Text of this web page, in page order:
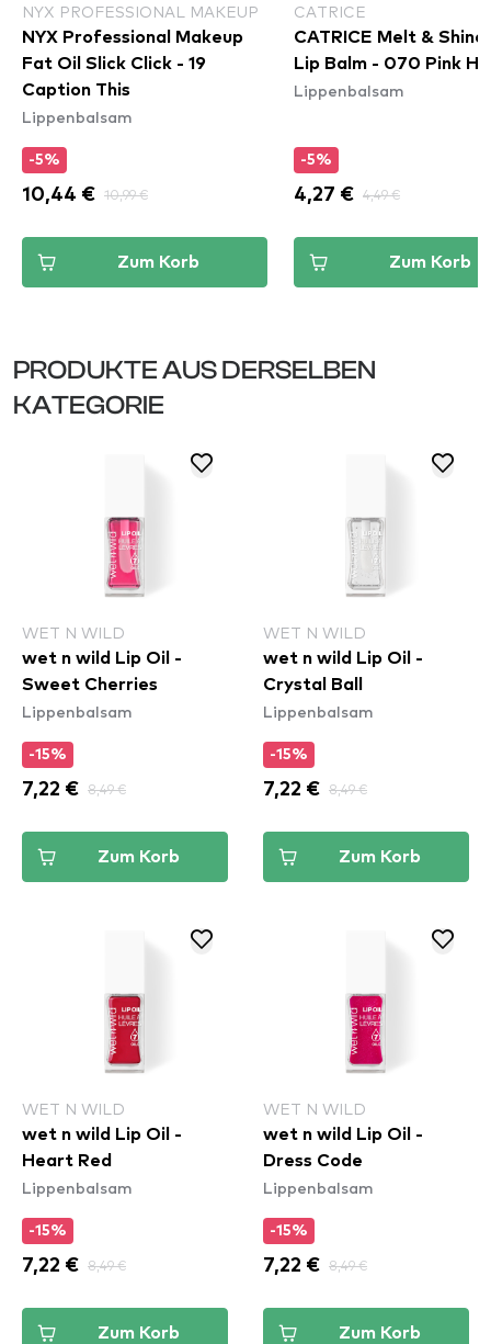
NYX PROFESSIONAL MAKEUP
NYX Professional Makeup
Fat Oil Slick Click - 19
Caption This
Lippenbalsam
-5%
10,44 € 10,99 €
Zum Korb
CATRICE
CATRICE Melt & Shine
Lip Balm - 070 Pink
Lippenbalsam
-5%
4,27 € 4,49 €
Zum Korb
PRODUKTE AUS DERSELBEN
KATEGORIE
WET N WILD
wet n wild Lip Oil -
Sweet Cherries
Lippenbalsam
-15%
7,22 € 8,49 €
Zum Korb
WET N WILD
wet n wild Lip Oil -
Crystal Ball
Lippenbalsam
-15%
7,22 € 8,49 €
Zum Korb
WET N WILD
wet n wild Lip Oil -
Heart Red
Lippenbalsam
-15%
7,22 € 8,49 €
Zum Korb
WET N WILD
wet n wild Lip Oil -
Dress Code
Lippenbalsam
-15%
7,22 € 8,49 €
Zum Korb